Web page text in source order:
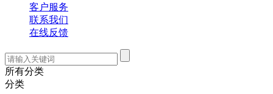
客户服务
联系我们
在线反馈
所有分类
分类